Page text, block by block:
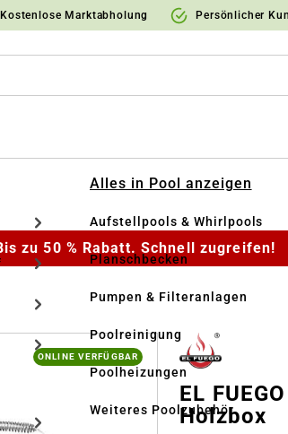
Kostenlose Marktabholung Persönlicher
Alles in Pool anzeigen
Aufstellpools & Whirlpools
Planschbecken
Pumpen & Filteranlagen
Poolreinigung
Poolheizungen
Weiteres Poolzubehör
zu 50 % Rabatt. Schnell zugreifen!
ONLINE VERFÜGBAR
EL
Holzbox